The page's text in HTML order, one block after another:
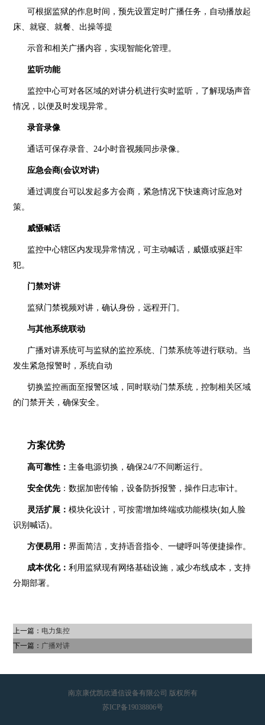
可根据监狱的作息时间，预先设置定时广播任务，自动播放起
床、就寝、就餐、出操等提
示音和相关广播内容，实现智能化管理。
监听功能
监控中心可对各区域的对讲分机进行实时监听，了解现场声音
情况，以便及时发现异常。
录音录像
通话可保存录音、24小时音视频同步录像。
应急会商(会议对讲)
通过调度台可以发起多方会商，紧急情况下快速商讨应急对
策。
威慑喊话
监控中心辖区内发现异常情况，可主动喊话，威慑或驱赶牢
犯。
门禁对讲
监狱门禁视频对讲，确认身份，远程开门。
与其他系统联动
广播对讲系统可与监狱的监控系统、门禁系统等进行联动。当
发生紧急报警时，系统自动
切换监控画面至报警区域，同时联动门禁系统，控制相关区域
的门禁开关，确保安全。
方案优势
高可靠性： 主备电源切换，确保24/7不间断运行。
安全优先：数据加密传输，设备防拆报警，操作日志审计。
灵活扩展：模块化设计，可按需增加终端或功能模块(如人脸
识别喊话)。
方便易用：界面简洁，支持语音指令、一键呼叫等便捷操作。
成本优化：利用监狱现有网络基础设施，减少布线成本，支持
分期部署。
上一篇： 电力集控
下一篇： 广播对讲
南京康优凯欣通信设备有限公司 版权所有
苏ICP备19038806号